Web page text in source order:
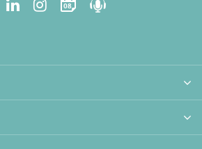
08